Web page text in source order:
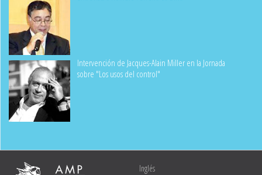
Intervención de Jacques-Alain Miller en la Jornada
sobre "Los usos del control"
Inglés